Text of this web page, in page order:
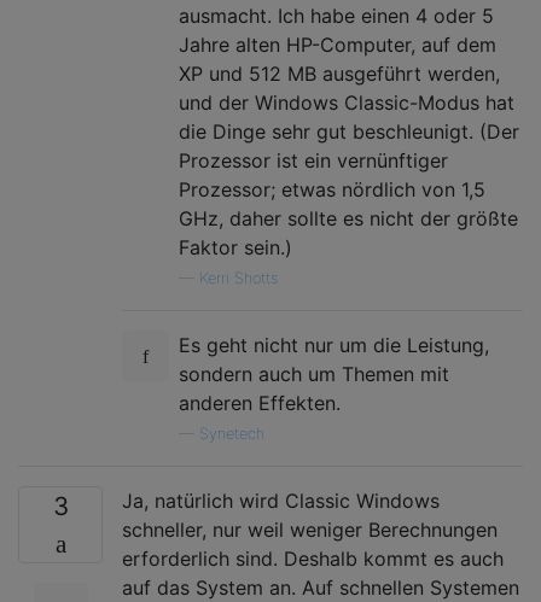
ausmacht. Ich habe einen 4 oder 5
Jahre alten HP-Computer, auf dem
XP und 512 MB ausgeführt werden,
und der Windows Classic-Modus hat
die Dinge sehr gut beschleunigt. (Der
Prozessor ist ein vernünftiger
Prozessor; etwas nördlich von 1,5
GHz, daher sollte es nicht der größte
Faktor sein.)
Kerri Shotts
Es geht nicht nur um die Leistung,
sondern auch um Themen mit
anderen Effekten.
Synetech
3
Ja, natürlich wird Classic Windows
schneller, nur weil weniger Berechnungen
erforderlich sind. Deshalb kommt es auch
auf das System an. Auf schnellen Systemen